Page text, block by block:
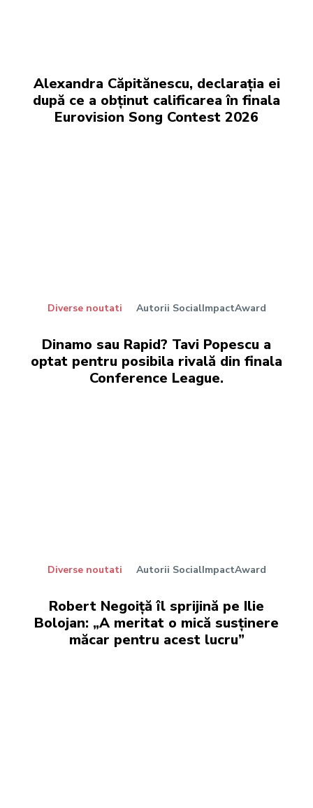
Alexandra Căpitănescu, declarația ei
după ce a obținut calificarea în finala
Eurovision Song Contest 2026
Diverse noutati Autorii SocialImpactAward
Dinamo sau Rapid? Tavi Popescu a
optat pentru posibila rivală din finala
Conference League.
Diverse noutati Autorii SocialImpactAward
Robert Negoiță îl sprijină pe Ilie
Bolojan: „A meritat o mică susținere
măcar pentru acest lucru”